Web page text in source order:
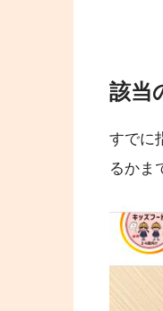
該当
すでに
るかま